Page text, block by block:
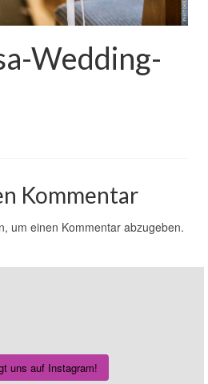
Wedding-
Kommentar
um einen Kommentar abzugeben.
uns auf Instagram!